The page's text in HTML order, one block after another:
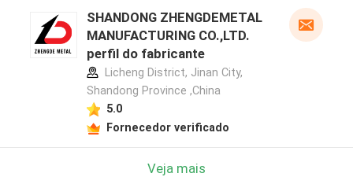
SHANDONG ZHENGDEMETAL
MANUFACTURING CO.,LTD.
perfil do fabricante
Licheng District, Jinan City,
Shandong Province ,China
5.0
Fornecedor verificado
Veja mais